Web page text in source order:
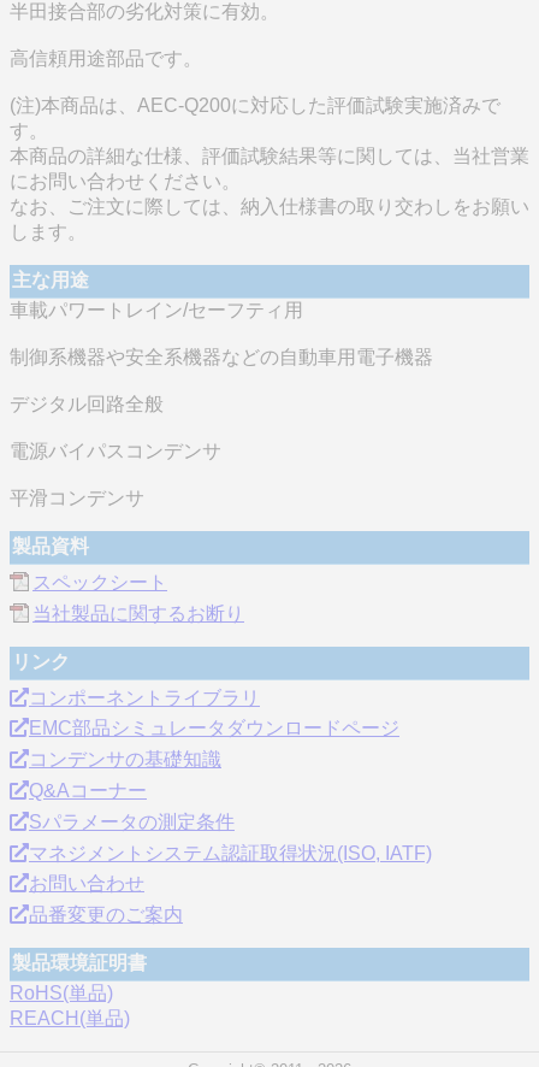
半田接合部の劣化対策に有効。
高信頼用途部品です。
(注)本商品は、AEC-Q200に対応した評価試験実施済みで
す。
本商品の詳細な仕様、評価試験結果等に関しては、当社営業
にお問い合わせください。
なお、ご注文に際しては、納入仕様書の取り交わしをお願い
します。
主な用途
車載パワートレイン/セーフティ用
制御系機器や安全系機器などの自動車用電子機器
デジタル回路全般
電源バイパスコンデンサ
平滑コンデンサ
製品資料
スペックシート
当社製品に関するお断り
リンク
コンポーネントライブラリ
EMC部品シミュレータダウンロードページ
コンデンサの基礎知識
Q&Aコーナー
Sパラメータの測定条件
マネジメントシステム認証取得状況(ISO, IATF)
お問い合わせ
品番変更のご案内
製品環境証明書
RoHS(単品)
REACH(単品)